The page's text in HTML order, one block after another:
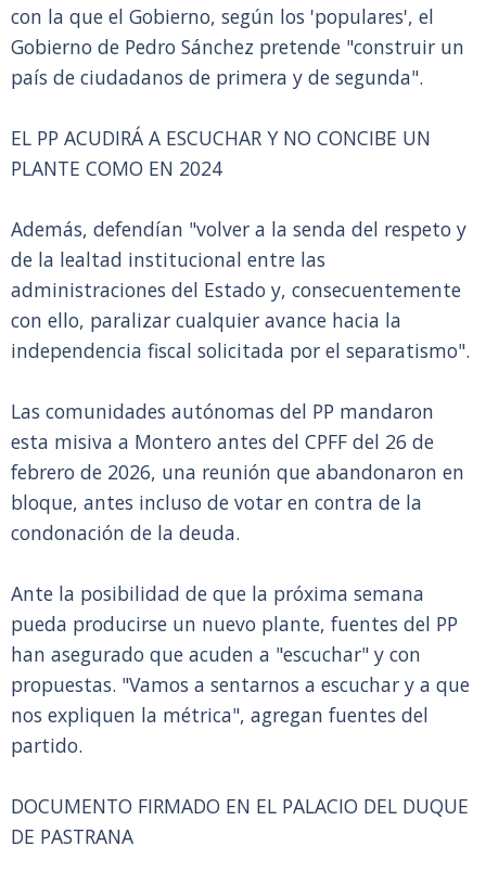
con la que el Gobierno, según los 'populares', el
Gobierno de Pedro Sánchez pretende "construir un
país de ciudadanos de primera y de segunda".
EL PP ACUDIRÁ A ESCUCHAR Y NO CONCIBE UN
PLANTE COMO EN 2024
Además, defendían "volver a la senda del respeto y
de la lealtad institucional entre las
administraciones del Estado y, consecuentemente
con ello, paralizar cualquier avance hacia la
independencia fiscal solicitada por el separatismo".
Las comunidades autónomas del PP mandaron
esta misiva a Montero antes del CPFF del 26 de
febrero de 2026, una reunión que abandonaron en
bloque, antes incluso de votar en contra de la
condonación de la deuda.
Ante la posibilidad de que la próxima semana
pueda producirse un nuevo plante, fuentes del PP
han asegurado que acuden a "escuchar" y con
propuestas. "Vamos a sentarnos a escuchar y a que
nos expliquen la métrica", agregan fuentes del
partido.
DOCUMENTO FIRMADO EN EL PALACIO DEL DUQUE
DE PASTRANA